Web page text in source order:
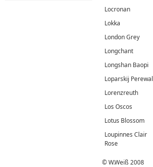
Locronan
Lokka
London Grey
Longchant
Longshan Baopi
Loparskij Perewal
Lorenzreuth
Los Oscos
Lotus Blossom
Loupinnes Clair
Rose
© W.Weiß 2008